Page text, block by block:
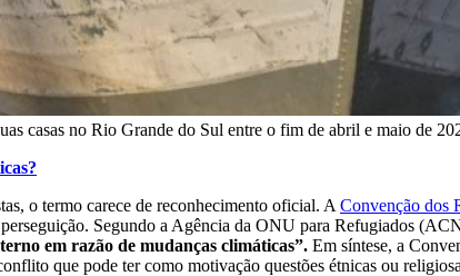
casas no Rio Grande do Sul entre o fim de abril e maio de
o termo carece de reconhecimento oficial. A Convenção dos
Segundo a Agência da ONU para Refugiados
em razão de mudanças climáticas”. Em síntese, a
que pode ter como motivação questões étnicas ou